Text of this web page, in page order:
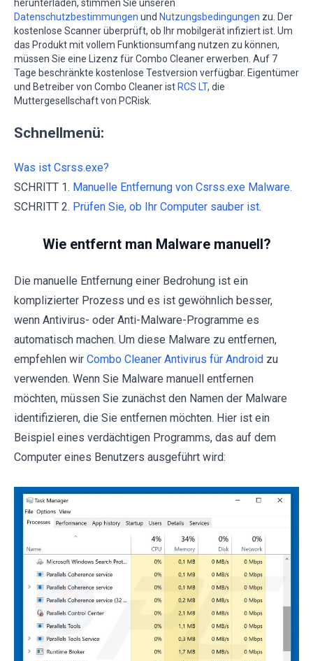
herunterladen, stimmen Sie unseren
Datenschutzbestimmungen und Nutzungsbedingungen zu. Der
kostenlose Scanner überprüft, ob Ihr mobilgerät infiziert ist. Um
das Produkt mit vollem Funktionsumfang nutzen zu können,
müssen Sie eine Lizenz für Combo Cleaner erwerben. Auf 7
Tage beschränkte kostenlose Testversion verfügbar. Eigentümer
und Betreiber von Combo Cleaner ist RCS LT, die
Muttergesellschaft von PCRisk.
Schnellmenü:
Was ist Csrss.exe?
SCHRITT 1. Manuelle Entfernung von Csrss.exe Malware.
SCHRITT 2. Prüfen Sie, ob Ihr Computer sauber ist.
Wie entfernt man Malware manuell?
Die manuelle Entfernung einer Bedrohung ist ein
komplizierter Prozess und es ist gewöhnlich besser,
wenn Antivirus- oder Anti-Malware-Programme es
automatisch machen. Um diese Malware zu entfernen,
empfehlen wir Combo Cleaner Antivirus für Android zu
verwenden. Wenn Sie Malware manuell entfernen
möchten, müssen Sie zunächst den Namen der Malware
identifizieren, die Sie entfernen möchten. Hier ist ein
Beispiel eines verdächtigen Programms, das auf dem
Computer eines Benutzers ausgeführt wird: